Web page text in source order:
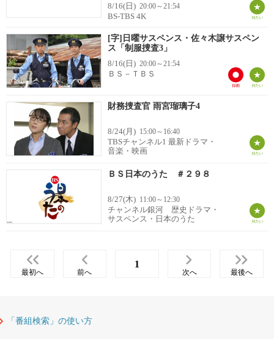
8/16(日) 20:00～21:54
BS-TBS 4K
[字]日曜サスペンス・佐々木譲サスペン
ス「制服捜査3」
8/16(日) 20:00～21:54
ＢＳ－ＴＢＳ
財務捜査官 雨宮瑠璃子4
8/24(月) 15:00～16:40
TBSチャンネル1 最新ドラマ・
音楽・映画
ＢＳ日本のうた ＃２９８
8/27(木) 11:00～12:30
チャンネル銀河 歴史ドラマ・
サスペンス・日本のうた
最初へ 前へ
1
次へ 最後へ
「番組検索」の使い方